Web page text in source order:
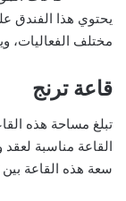
يحتوي هذا الفندق
مختلف الفعاليات،
قاعة ترنج
القاعة مناسبة
سعة هذه القاعة بين 20 إلى 25 شخصًا حسب الترتيب.